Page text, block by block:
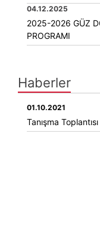
04.12.2025
2025-2026 GÜZ
PROGRAMI
Haberler
01.10.2021
Tanışma Toplantısı